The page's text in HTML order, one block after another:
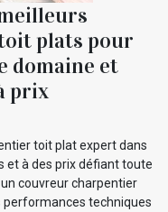
plats pour
domaine et
prix
toit plat expert dans
et à des prix défiant toute
couvreur charpentier
performances techniques